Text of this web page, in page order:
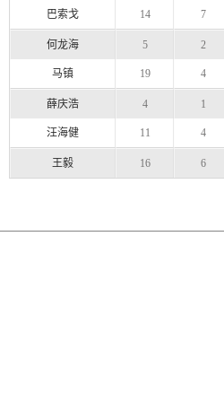
巴索戈 14 7
何龙海 5 2
马镇 19 4
薛庆浩 4 1
汪海健 11 4
王毅 16 6